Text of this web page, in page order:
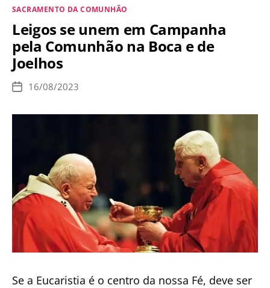
QUE
NÃO
RECEBEM
NA
Categorias
SACRAMENTO DA COMUNHÃO
Leigos se unem em Campanha
pela Comunhão na Boca e de
Joelhos
Data
publicação
16/08/2023
Se a Eucaristia é o centro da nossa Fé, deve ser